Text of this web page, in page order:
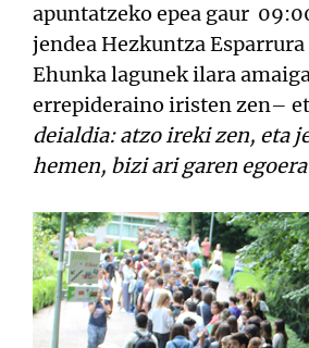
apuntatzeko epea gaur
jendea Hezkuntza
Ehunka lagunek ilara
errepideraino iristen zen–
deialdia: atzo ireki zen, eta
hemen, bizi ari garen